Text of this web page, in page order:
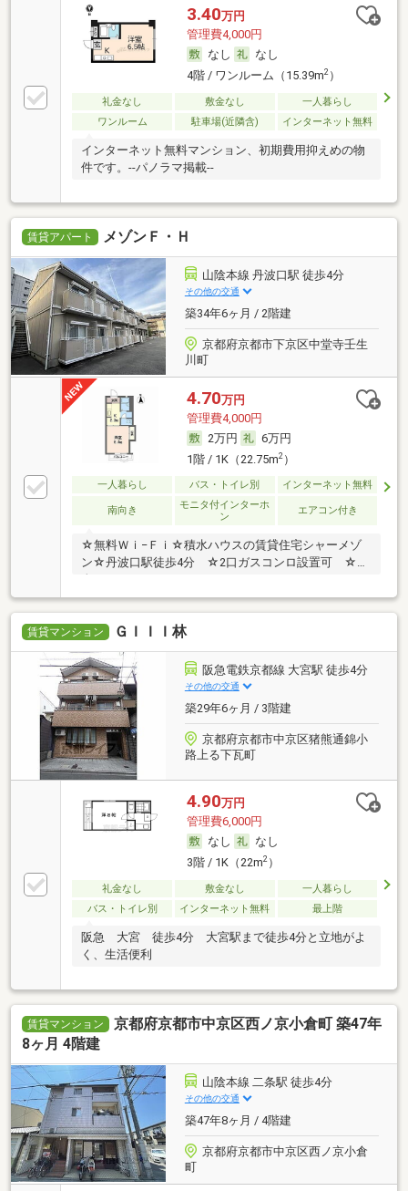
3.40万円
管理費4,000円
なし
なし
4階 / ワンルーム（15.39m2）
礼金なし 敷金なし
一人暮らし
ワンルーム
駐車場(近隣含) インターネット無料
インターネット無料マンション、初期費用抑えめの物
件です。--パノラマ掲載--
賃貸アパート メゾンＦ・Ｈ
山陰本線 丹波口駅 徒歩4分
その他の交通
築34年6ヶ月 / 2階建
京都府京都市下京区中堂寺壬生
川町
4.70万円
管理費4,000円
2万円
6万円
1階 / 1K（22.75m2）
一人暮らし バス・トイレ別 インターネット無料
南向き
モニタ付インターホ
ン
エアコン付き
☆無料Ｗｉ−Ｆｉ☆積水ハウスの賃貸住宅シャーメゾ
ン☆丹波口駅徒歩4分 ☆2口ガスコンロ設置可 ☆
賃貸マンション ＧＩＩＩ林
阪急電鉄京都線 大宮駅 徒歩4分
その他の交通
築29年6ヶ月 / 3階建
京都府京都市中京区猪熊通錦小
路上る下瓦町
4.90万円
管理費6,000円
なし
なし
3階 / 1K（22m2）
礼金なし 敷金なし
一人暮らし
バス・トイレ別
インターネット無料 最上階
阪急 大宮 徒歩4分 大宮駅まで徒歩4分と立地がよ
く、生活便利
賃貸マンション
京都府京都市中京区西ノ京小倉町 築47年
8ヶ月 4階建
山陰本線 二条駅 徒歩4分
その他の交通
築47年8ヶ月 / 4階建
京都府京都市中京区西ノ京小倉
町